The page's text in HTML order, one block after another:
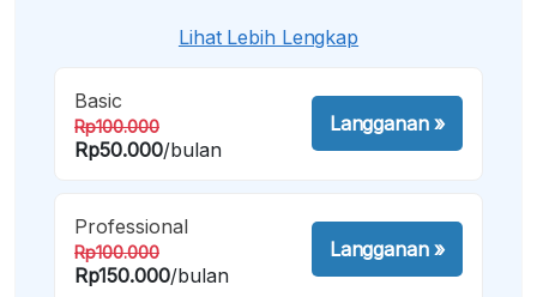
Lihat Lebih Lengkap
Basic
Rp100.000
Rp50.000/bulan
Langganan»
Professional
Rp100.000
Rp150.000/bulan
Langganan»